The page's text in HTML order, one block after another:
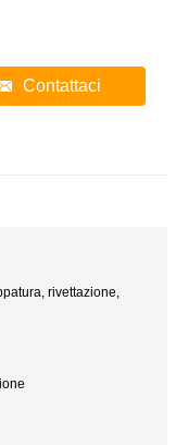
Contattaci
rivettazione,